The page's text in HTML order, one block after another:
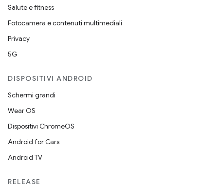
Salute e fitness
Fotocamera e contenuti multimediali
Privacy
5G
DISPOSITIVI ANDROID
Schermi grandi
Wear OS
Dispositivi ChromeOS
Android for Cars
Android TV
RELEASE